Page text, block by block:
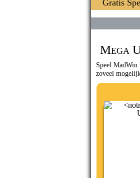
Gratis
Mega
Speel MadWin
zoveel